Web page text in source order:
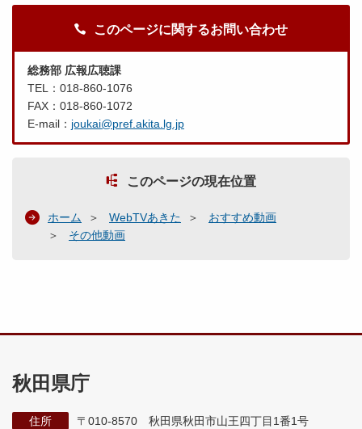
このページに関するお問い合わせ
総務部 広報広聴課
TEL：018-860-1076
FAX：018-860-1072
E-mail： joukai@pref.akita.lg.jp
このページの現在位置
ホーム WebTVあきた
おすすめ動画
その他動画
秋田県庁
住所
〒010-8570 秋田県秋田市山王四丁目1番1号